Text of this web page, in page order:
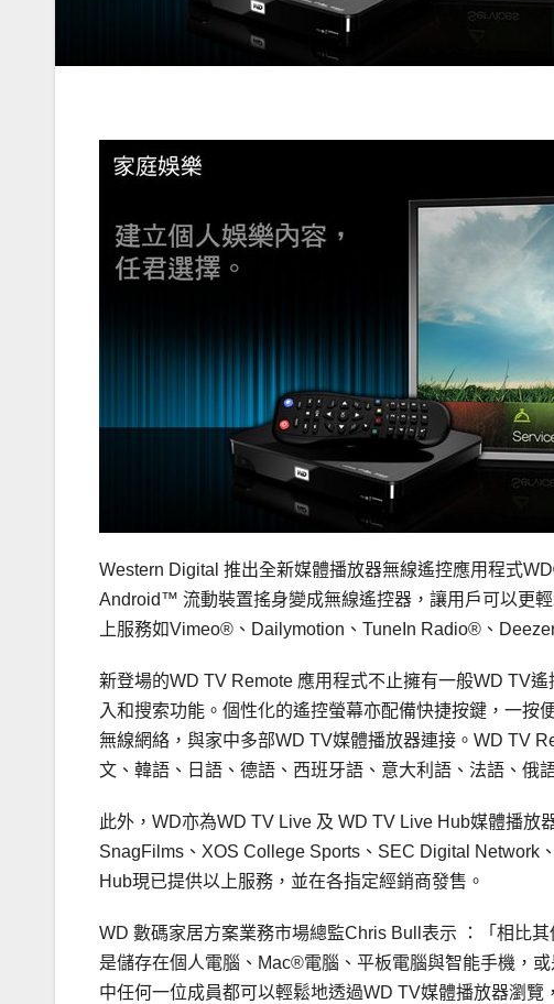
Western Digital 推出全新媒體播放器無線遙控應用程式
Android™ 流動裝置搖身變成無線遙控器，讓用戶可以更
上服務如Vimeo®、Dailymotion、TuneIn Radio®、
新登場的WD TV Remote 應用程式不止擁有一般WD TV
入和搜索功能。個性化的遙控螢幕亦配備快捷按鍵，一
無線網絡，與家中多部WD TV媒體播放器連接。WD TV
文、韓語、日語、德語、西班牙語、意大利語、法語、俄
此外，WD亦為WD TV Live 及 WD TV Live Hub媒體播放
SnagFilms、XOS College Sports、SEC Digital Network
Hub現已提供以上服務，並在各指定經銷商發售。
WD 數碼家居方案業務市場總監Chris Bull表示 ：「相比
是儲存在個人電腦、Mac®電腦、平板電腦與智能手機，或
中任何一位成員都可以輕鬆地透過WD TV媒體播放器瀏覽